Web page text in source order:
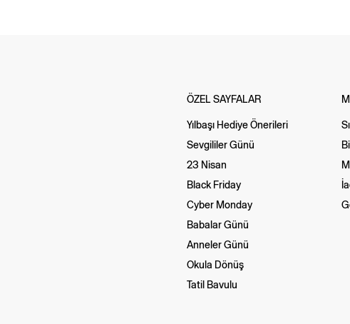
ÖZEL SAYFALAR
Yılbaşı Hediye Önerileri
Sevgililer Günü
23 Nisan
Black Friday
Cyber Monday
Babalar Günü
Anneler Günü
Okula Dönüş
Tatil Bavulu